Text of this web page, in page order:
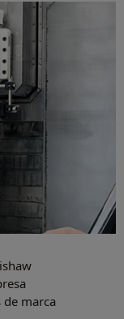
marca